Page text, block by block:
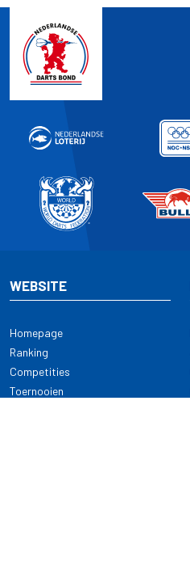
WEBSITE
Homepage
Ranking
Competities
Toernooien